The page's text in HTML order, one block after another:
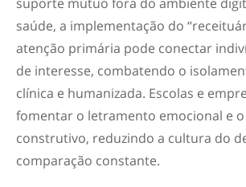
saúde, a implementação do
atenção primária pode conectar
de interesse, combatendo o
clínica e humanizada. Escolas e
fomentar o letramento emocional e
construtivo, reduzindo a cultura do
comparação constante.